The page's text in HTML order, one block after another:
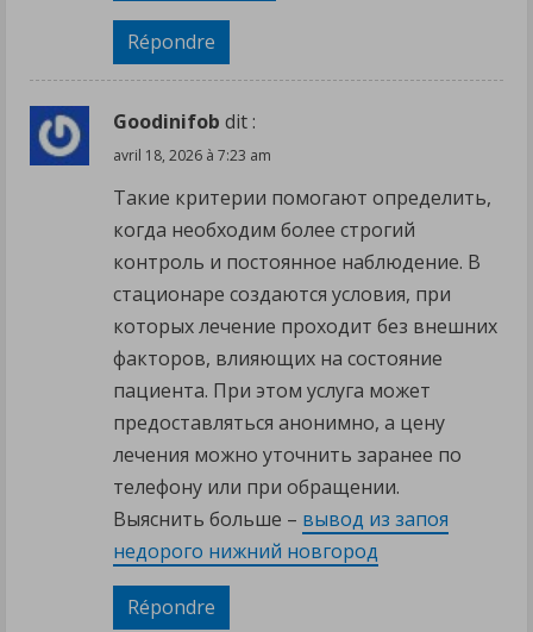
Répondre
Goodinifob dit :
avril 18, 2026 à 7:23 am
Такие критерии помогают определить,
когда необходим более строгий
контроль и постоянное наблюдение. В
стационаре создаются условия, при
которых лечение проходит без внешних
факторов, влияющих на состояние
пациента. При этом услуга может
предоставляться анонимно, а цену
лечения можно уточнить заранее по
телефону или при обращении.
Выяснить больше – вывод из запоя
недорого нижний новгород
Répondre